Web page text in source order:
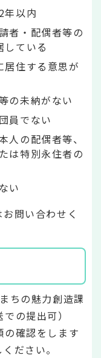
年以内
者・配偶者等の
ている
住する意思が
の未納がない
員でない
人の配偶者等、
は特別永住者の
い
問い合わせく
ちの魅力創造課
の提出可）
確認をします
ださい。